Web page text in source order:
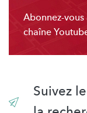
Abonnez-
chaîne
Suivez